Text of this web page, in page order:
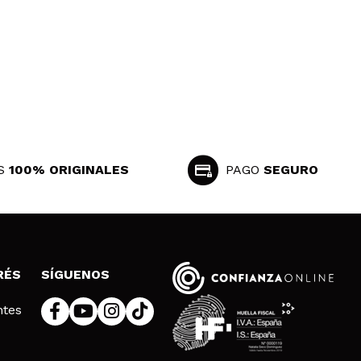
100% ORIGINALES PAGO SEGURO
SÍGUENOS